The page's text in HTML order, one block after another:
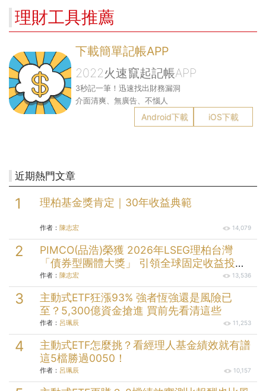
理財工具推薦
下載簡單記帳APP
2022火速竄起記帳APP
3秒記一筆！迅速找出財務漏洞
介面清爽、無廣告、不惱人
Android下載 iOS下載
近期熱門文章
理柏基金獎肯定｜30年收益典範
作者： 陳志宏 14,079
PIMCO(品浩)榮獲 2026年LSEG理柏台灣
「債券型團體大獎」 引領全球固定收益投資
逾半世紀的投資實力
作者： 陳志宏 13,536
主動式ETF狂漲93% 強者恆強還是風險已
至？5,300億資金搶進 買前先看清這些
作者： 呂珮辰 11,253
主動式ETF怎麼挑？看經理人基金績效就有譜
這5檔勝過0050！
作者： 呂珮辰 10,157